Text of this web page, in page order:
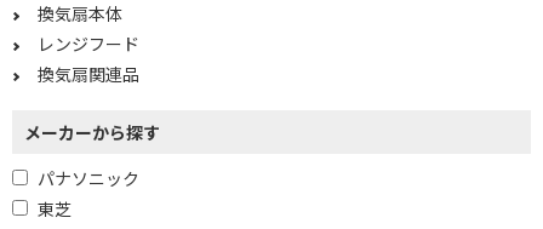
換気扇本体
レンジフード
換気扇関連品
メーカーから探す
パナソニック
東芝